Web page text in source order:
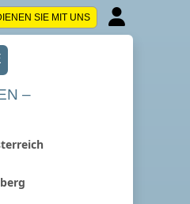
SIE MIT UNS
–